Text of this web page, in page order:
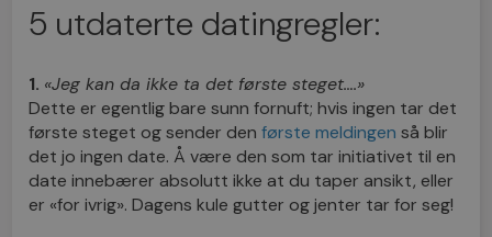
5 utdaterte datingregler:
1. «Jeg kan da ikke ta det første steget….»
Dette er egentlig bare sunn fornuft; hvis ingen tar det
første steget og sender denførste meldingen så blir
det jo ingen date. Å være den som tar initiativet til en
date innebærer absolutt ikke at du taper ansikt, eller
er «for ivrig». Dagens kule gutter og jenter tar for seg!